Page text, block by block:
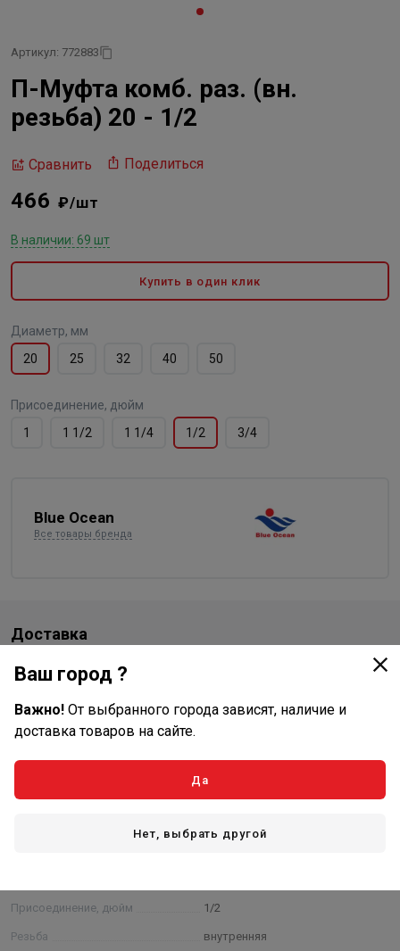
Артикул: 772883
П-Муфта комб. раз. (вн.
резьба) 20 - 1/2
Сравнить Поделиться
466 ₽/шт
В наличии: 69 шт
Купить в один клик
Диаметр, мм
20
25 32 40 50
Присоединение, дюйм
1
1 1/2 1 1/4 1/2 3/4
Blue Ocean
Все товары бренда
Доставка
Стоимость и способы доставки будут доступны при
оформлении заказа.
Характеристики
Основные
Присоединение, дюйм 1/2
Резьба внутренняя
Ваш город ?
Важно! От выбранного города зависят, наличие и
доставка товаров на сайте.
Да
Нет, выбрать другой